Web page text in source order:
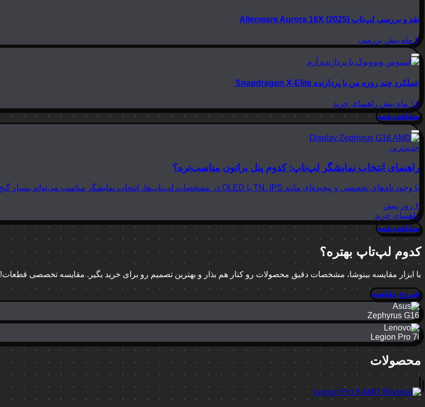
نقد و بررسی لپ‌تاپ Alienware Aurora 16X (2025)
۲ ماه پیش بررسی
عملکرد چند روزه من با پردازنده Snapdragon X-Elite
۱۸ ماه پیش
راهنمای خرید
مشاهده همه
جدیدترین
راهنمای انتخاب نمایشگر لپ‌تاپ: کدوم پنل براتون مناسب‌تره؟
با وجود نام‌های تخصصی و پیچیده‌ای مانند TN، IPS یا OLED در مشخصات لپ‌تاپ‌ها، انتخاب نمایشگر مناسب می‌تواند بسیار گیج‌کننده باشد. در این مقاله از بینوشا، قصد داریم به زبانی…
۶ روز پیش
راهنمای خرید
مشاهده همه
کدوم لپ‌تاپ بهتره؟
با ابزار مقایسه بینوشا، مشخصات دقیق محصولات رو کنار هم بذار و بهترین تصمیم رو برای خرید بگیر. مقایسه تخصصی قطعات!
شروع مقایسه
Zephyrus G16
Legion Pro 7i
محصولات